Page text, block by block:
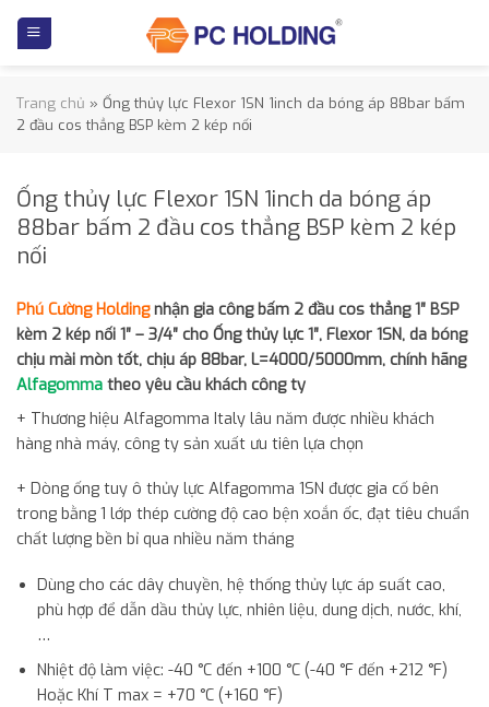
Trang chủ » Ống thủy lực Flexor 1SN 1inch da bóng áp 88bar bấm
2 đầu cos thẳng BSP kèm 2 kép nối
Ống thủy lực Flexor 1SN 1inch da bóng áp
88bar bấm 2 đầu cos thẳng BSP kèm 2 kép
nối
Phú Cường Holdingnhận gia côngbấm 2 đầu cos thẳng 1″ BSP
kèm 2 kép nối 1″ – 3/4″ cho Ống thủy lực 1″, Flexor 1SN, da bóng
chịu mài mòn tốt, chịu áp 88bar, L=4000/5000mm, chính hãng
Alfagomma theo yêu cầu khách công ty
+ Thương hiệu Alfagomma Italy lâu năm được nhiều khách
hàng nhà máy, công ty sản xuất ưu tiên lựa chọn
+ Dòng ống tuy ô thủy lực Alfagomma 1SN được gia cố bên
trong bằng 1 lớp thép cường độ cao bện xoắn ốc, đạt tiêu chuẩn
chất lượng bền bỉ qua nhiều năm tháng
Dùng cho các dây chuyền, hệ thống thủy lực áp suất cao,
phù hợp để dẫn dầu thủy lực, nhiên liệu, dung dịch, nước, khí,
…
Nhiệt độ làm việc: -40 °C đến +100 °C (-40 °F đến +212 °F)
Hoặc Khí T max = +70 °C (+160 °F)